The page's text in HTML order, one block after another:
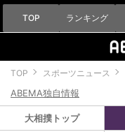
TOP ランキング
TOP スポーツニュース
ABEMA独自情報
大相撲トップ